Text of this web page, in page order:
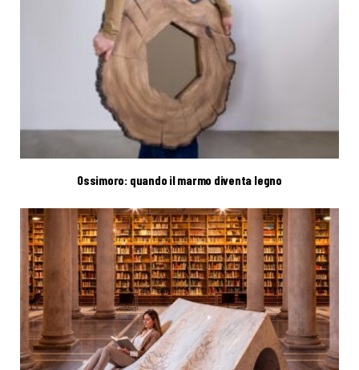
Ossimoro: quando il marmo diventa legno